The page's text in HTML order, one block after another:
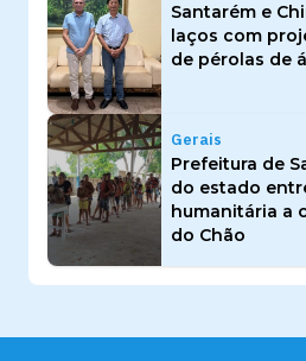
Santarém e
laços com
de pérolas de
Gerais
Prefeitura de
do estado
humanitária a
do Chão